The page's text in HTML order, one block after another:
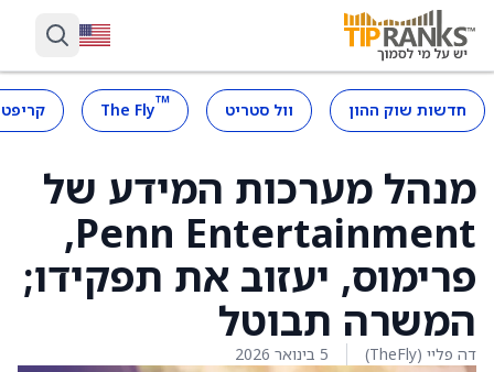
חדשות שוק ההון וול סטריט ™
The Fly
מנהל מערכות המידע של
Penn Entertainment,
פרימוס, יעזוב את תפקידו;
המשרה תבוטל
דה פליי (TheFly) 5 בינואר 2026